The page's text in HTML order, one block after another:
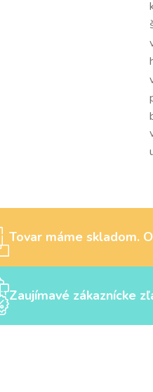
Tovar máme skladom.
Zaujímavé zákaznícke